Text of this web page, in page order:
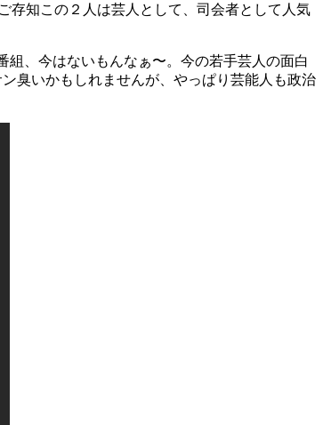
存知この２人は芸人として、司会者として人気
組、今はないもんなぁ〜。今の若手芸人の面白
臭いかもしれませんが、やっぱり芸能人も政治